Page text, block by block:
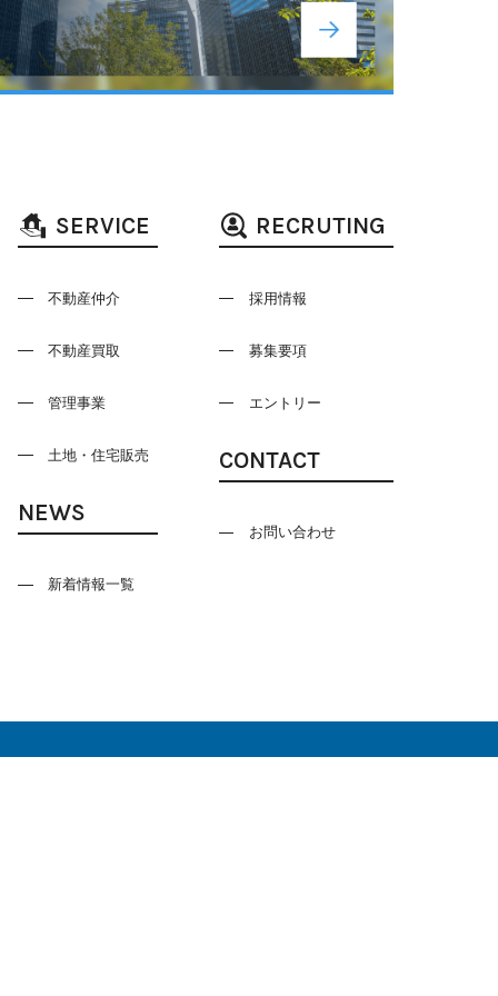
SERVICE
不動産仲介
不動産買取
管理事業
土地・住宅販売
NEWS
新着情報一覧
RECRUTING
採用情報
募集要項
エントリー
CONTACT
お問い合わせ